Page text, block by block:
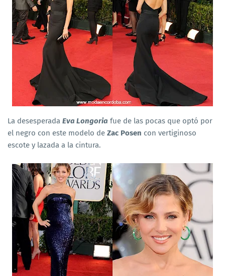
La desesperada Eva Longoria fue de las pocas que optó por
el negro con este modelo de Zac Posen con vertiginoso
escote y lazada a la cintura.